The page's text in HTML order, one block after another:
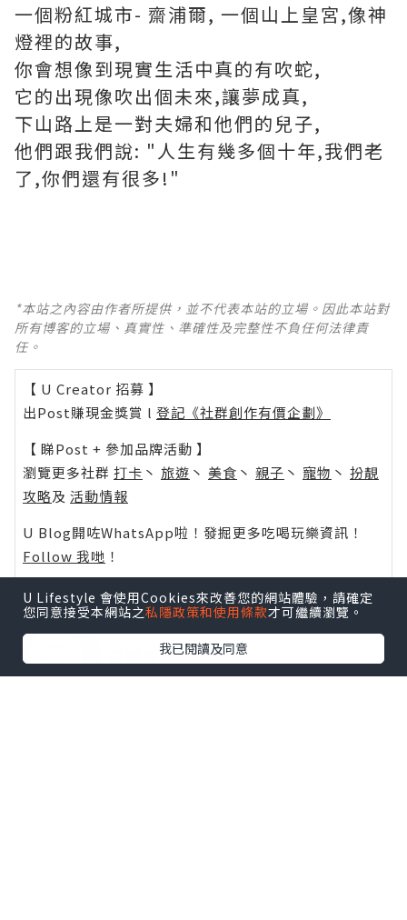
一個粉紅城市- 齋浦爾, 一個山上皇宮,像神
燈裡的故事,
你會想像到現實生活中真的有吹蛇,
它的出現像吹出個未來,讓夢成真,
下山路上是一對夫婦和他們的兒子,
他們跟我們說: "人生有幾多個十年,我們老
了,你們還有很多!"
*本站之內容由作者所提供，並不代表本站的立場。因此本站對
所有博客的立場、真實性、準確性及完整性不負任何法律責
任。
【 U Creator 招募 】
出Post賺現金獎賞 l 登記《社群創作有價企劃》
【 睇Post + 參加品牌活動 】
瀏覽更多社群 打卡 丶 旅遊 丶 美食 丶 親子 丶 寵物 丶 扮靚
攻略及 活動情報
U Blog開咗WhatsApp啦！發掘更多吃喝玩樂資訊！
Follow 我哋 ！
U Lifestyle 會使用Cookies來改善您的網站體驗，請確定
您同意接受本網站之私隱政策和使用條款才可繼續瀏覽。
我已閱讀及同意